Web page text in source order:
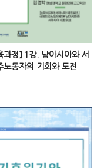
정】 1강. 남아시아와 서
동자의 기회와 도전